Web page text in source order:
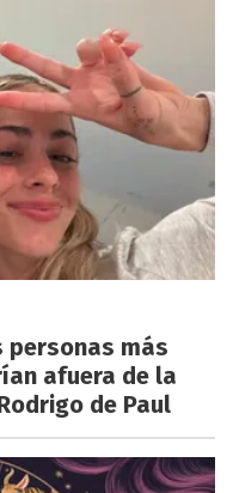
personas más
afuera de la
de Paul